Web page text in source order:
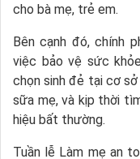
cho bà mẹ, trẻ em.
Bên cạnh đó, chính
việc bảo vệ sức
chọn sinh đẻ tại cơ
sữa mẹ, và kịp thời
hiệu bất thường.
Tuần lễ Làm mẹ an